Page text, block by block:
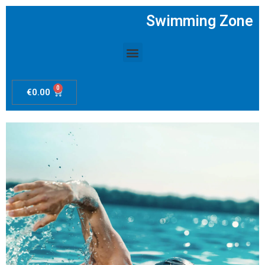
Swimming Zone
Menú
€0.00 0 Carrito